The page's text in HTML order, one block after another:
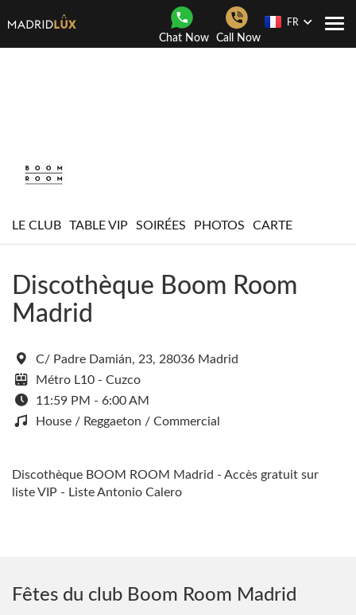
Chat Now Call Now
FR
LE CLUB TABLE VIP SOIRÉES PHOTOS CARTE
Discothèque Boom Room
Madrid
C/ Padre Damián, 23, 28036 Madrid
Métro L10 - Cuzco
11:59 PM - 6:00 AM
House / Reggaeton / Commercial
Discothèque BOOM ROOM Madrid - Accès gratuit sur
liste VIP - Liste Antonio Calero
Fêtes du club Boom Room Madrid